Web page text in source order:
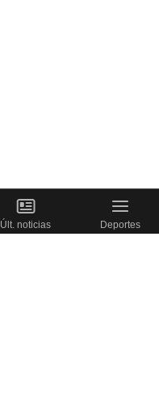
Últ. noticias Deportes